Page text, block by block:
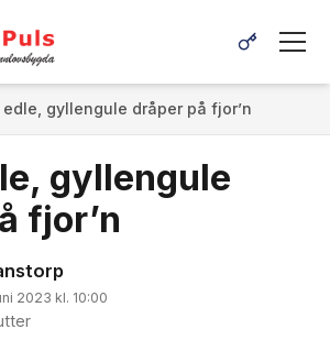
edle, gyllengule dråper på fjor’n
gyllengule
fjor’n
2023 kl. 10:00